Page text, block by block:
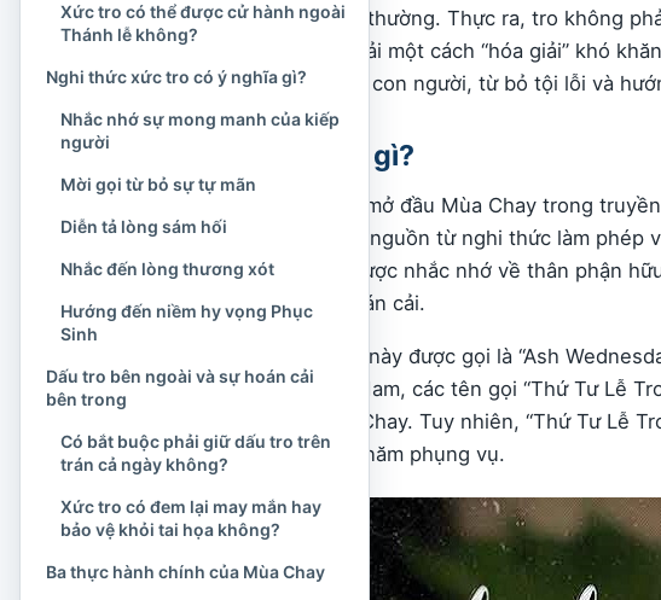
lành theo nghĩa thông thường. Thực ra, tro không
xức tro cũng không phải một cách “hóa giải” khó
nhìn nhận giới hạn của con người, từ bỏ tội lỗi và
Thứ Tư Lễ Tro là gì?
Thứ Tư Lễ Tro là ngày mở đầu Mùa Chay trong
Rôma. Tên gọi này bắt nguồn từ nghi thức làm phép
lên nhận tro, tín hữu được nhắc nhớ về thân phận
hành trình sám hối, hoán cải.
Trong tiếng Anh, ngày này được gọi là “Ash
người Công giáo Việt Nam, các tên gọi “Thứ Tư Lễ
chỉ ngày mở đầu Mùa Chay. Tuy nhiên, “Thứ Tư Lễ
lễ trong tuần và trong năm phụng vụ.
Xức tro có thể được cử hành ngoài
Thánh lễ không?
Nghi thức xức tro có ý nghĩa gì?
Nhắc nhớ sự mong manh của kiếp
người
Mời gọi từ bỏ sự tự mãn
Diễn tả lòng sám hối
Nhắc đến lòng thương xót
Hướng đến niềm hy vọng Phục
Sinh
Dấu tro bên ngoài và sự hoán cải
bên trong
Có bắt buộc phải giữ dấu tro trên
trán cả ngày không?
Xức tro có đem lại may mắn hay
bảo vệ khỏi tai họa không?
Ba thực hành chính của Mùa Chay